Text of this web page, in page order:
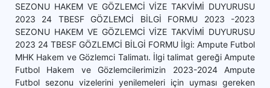
SEZONU HAKEM VE GÖZLEMCİ VİZE TAKVİMİ DUYURUSU
2023 24 TBESF GÖZLEMCİ BİLGİ FORMU 2023 -2023
SEZONU HAKEM VE GÖZLEMCİ VİZE TAKVİMİ DUYURUSU
2023 24 TBESF GÖZLEMCİ BİLGİ FORMU İlgi: Ampute Futbol
MHK Hakem ve Gözlemci Talimatı. İlgi talimat gereği Ampute
Futbol Hakem ve Gözlemcilerimizin 2023-2024 Ampute
Futbol sezonu vizelerini yenilemeleri için uyması gereken